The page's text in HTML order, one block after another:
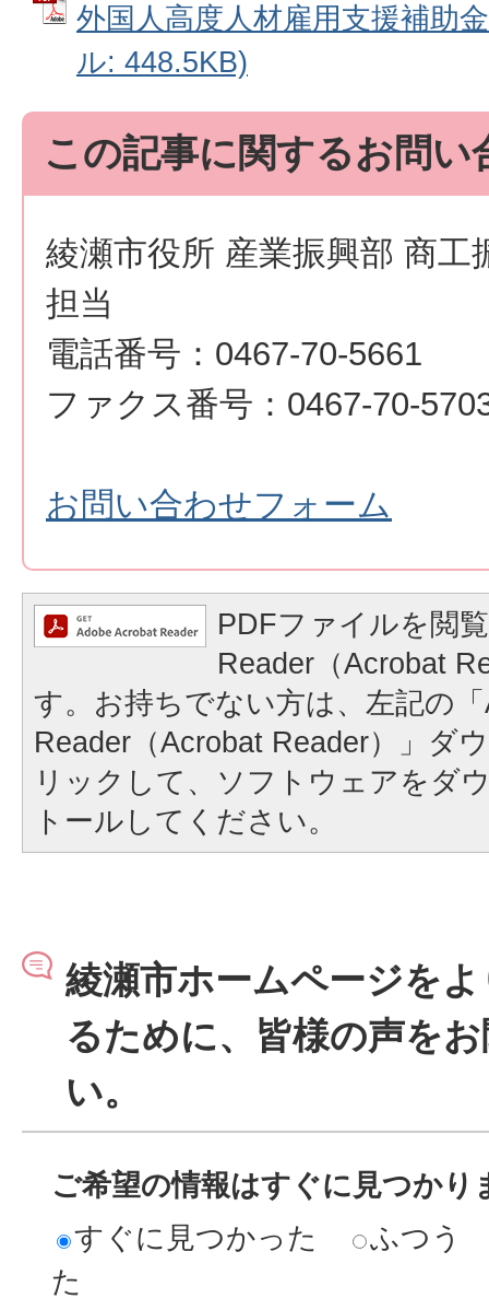
外国人高度人材雇用支援補助
ル: 448.5KB)
この記事に関するお問い
綾瀬市役所 産業振興部 商工
担当
電話番号：0467-70-5661
ファクス番号：0467-70-
お問い合わせフォーム
PDFファイルを閲
Reader（Acrobat
す。お持ちでない方は、左記の
Reader（Acrobat Reader）」ダ
リックして、ソフトウェアをダ
トールしてください。
綾瀬市ホームページを
るために、皆様の声を
い。
ご希望の情報はすぐに見つかり
すぐに見つかった
ふつう
た